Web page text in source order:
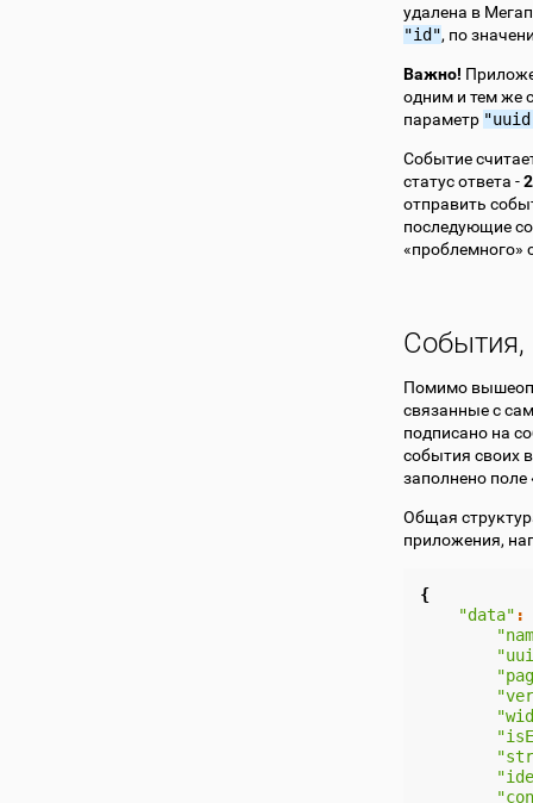
удалена в
"id", по
Важно!
одним и тем же
параметр
Событие
статус ответа -
отправить
последующие
«проблемного»
События,
Помимо
связанные с
подписано на
события своих
заполнено
Общая
приложения,
{
"data" :